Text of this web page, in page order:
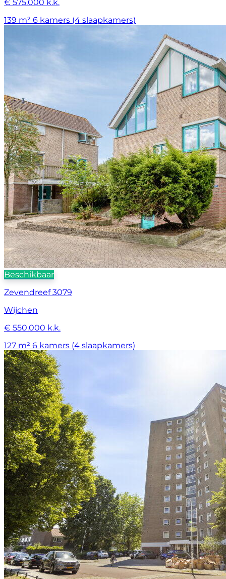
€ 575.000 k.k.
139 m² 6 kamers (4 slaapkamers)
Beschikbaar
Zevendreef 3079
Wijchen
€ 550.000 k.k.
127 m² 6 kamers (4 slaapkamers)